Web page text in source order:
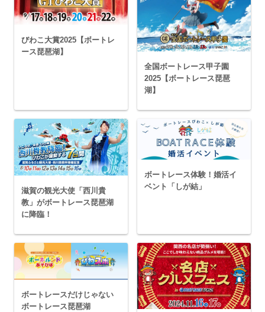
びわこ大賞2025【ボートレ
ース琵琶湖】
全国ボートレース甲子園
2025【ボートレース琵琶
湖】
滋賀の観光大使「西川貴
教」がボートレース琵琶湖
に降臨！
ボートレース体験！婚活イ
ベント「しが結」
ボートレースだけじゃない
ボートレース琵琶湖